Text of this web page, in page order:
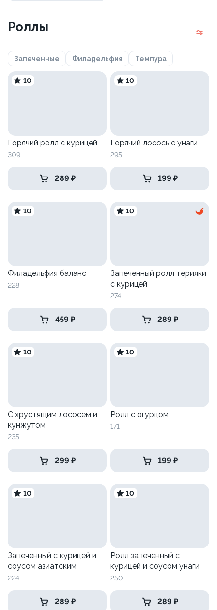
Роллы
Запеченные Филадельфия Темпура
10
Горячий ролл с курицей
309
289 ₽
10
Горячий лосось с унаги
295
199 ₽
10
Филадельфия баланс
228
459 ₽
10
Запеченный ролл терияки
с курицей
274
289 ₽
10
С хрустящим лососем и
кунжутом
235
299 ₽
10
Ролл с огурцом
171
199 ₽
10
Запеченный с курицей и
соусом азиатским
224
289 ₽
10
Ролл запеченный с
курицей и соусом унаги
250
289 ₽